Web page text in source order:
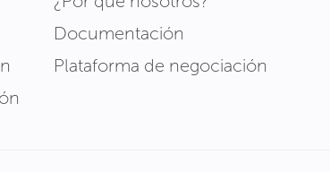
Documentación
Plataforma de negociación